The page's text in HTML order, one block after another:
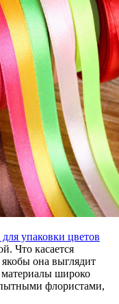
для упаковки цветов
Что касается
якобы она выглядит
материалы широко
флористами,